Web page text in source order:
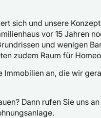
sich und unsere
vor 15 Jahren
und wenigen
zudem Raum für
Immobilien an, die wir
Dann rufen Sie uns